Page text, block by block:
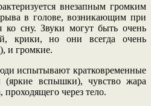
внезапным громким
в голове, возникающим при
ко сну. Звуки могут быть очень
крики, но они всегда очень
и громкие.
испытывают кратковременные
(яркие вспышки), чувство жара
проходящего через тело.